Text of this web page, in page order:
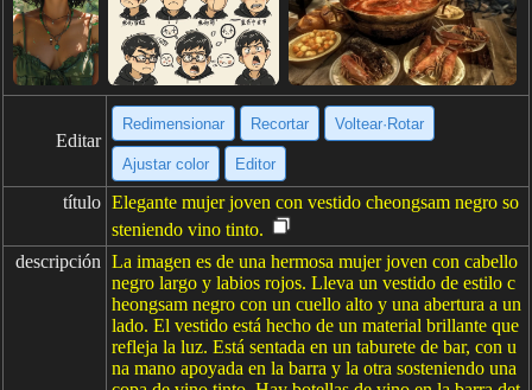
Editar
Redimensionar Recortar Voltear·Rotar
Ajustar color Editor
título Elegante mujer joven con vestido cheongsam negro so
steniendo vino tinto.
descripción La imagen es de una hermosa mujer joven con cabello
negro largo y labios rojos. Lleva un vestido de estilo c
heongsam negro con un cuello alto y una abertura a un
lado. El vestido está hecho de un material brillante que
refleja la luz. Está sentada en un taburete de bar, con u
na mano apoyada en la barra y la otra sosteniendo una